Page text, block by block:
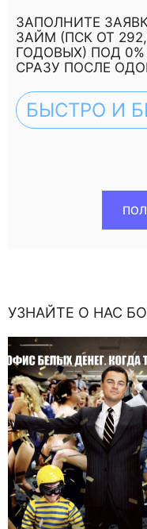
ЗАПОЛНИТЕ
ЗАЙМ (ПСК ОТ
ГОДОВЫХ) ПОД
СРАЗУ ПОСЛЕ
БЫСТРО И
УЗНАЙТЕ О НАС